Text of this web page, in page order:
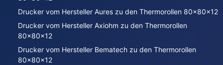
Drucker vom Hersteller Aures zu den Thermorollen 80x80x12
Drucker vom Hersteller Axiohm zu den Thermorollen
80x80x12
Drucker vom Hersteller Bematech zu den Thermorollen
80x80x12